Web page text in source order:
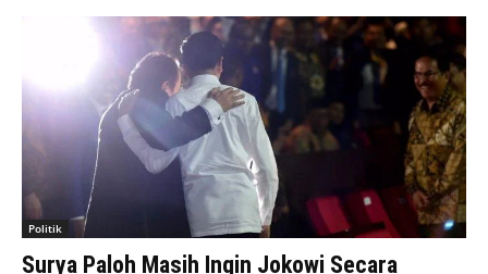
Politik
Surya Paloh Masih Ingin Jokowi Secara